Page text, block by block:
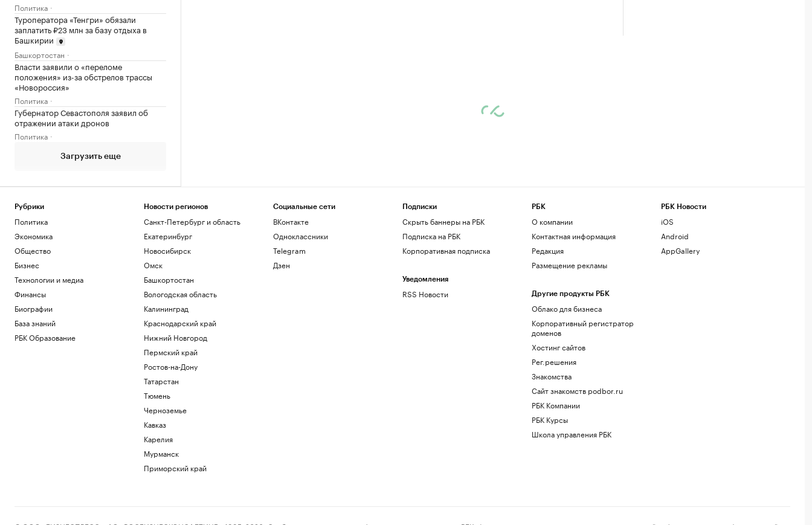
Политика
Туроператора «Тенгри» обязали
заплатить ₽23 млн за базу отдыха в
Башкирии
Башкортостан
Власти заявили о «переломе
положения» из-за обстрелов трассы
«Новороссия»
Политика
Губернатор Севастополя заявил об
отражении атаки дронов
Политика
Загрузить еще
Рубрики
Политика
Экономика
Общество
Бизнес
Технологии и медиа
Финансы
Биографии
База знаний
РБК Образование
Новости регионов
Санкт-Петербург и область
Екатеринбург
Новосибирск
Омск
Башкортостан
Вологодская область
Калининград
Краснодарский край
Нижний Новгород
Пермский край
Ростов-на-Дону
Татарстан
Тюмень
Черноземье
Кавказ
Карелия
Мурманск
Приморский край
Социальные сети
ВКонтакте
Одноклассники
Telegram
Дзен
Подписки
Скрыть баннеры на РБК
Подписка на РБК
Корпоративная подписка
Уведомления
RSS Новости
РБК
О компании
Контактная информация
Редакция
Размещение рекламы
Другие продукты РБК
Облако для бизнеса
Корпоративный регистратор
доменов
Хостинг сайтов
Рег.решения
Знакомства
Сайт знакомств podbor.ru
РБК Компании
РБК Курсы
Школа управления РБК
РБК Новости
iOS
Android
AppGallery